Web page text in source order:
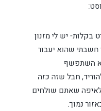
בקלות- יש לי מזנון
לצערי חשבתי שהוא יעבור
השתפשף
חבל שזה כזה
לאיפה שאתם שולחים
נמוך.